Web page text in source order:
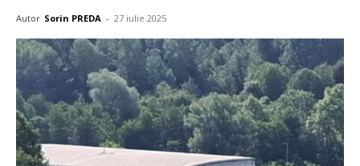
Autor Sorin PREDA - 27 iulie 2025